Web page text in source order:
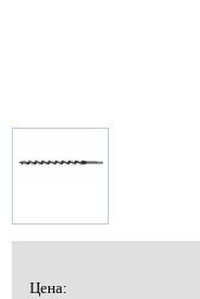
Цена: